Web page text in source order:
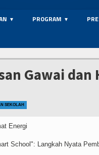
PROGRAM
Gawai dan
SEKOLAH
School": Langkah Nyata